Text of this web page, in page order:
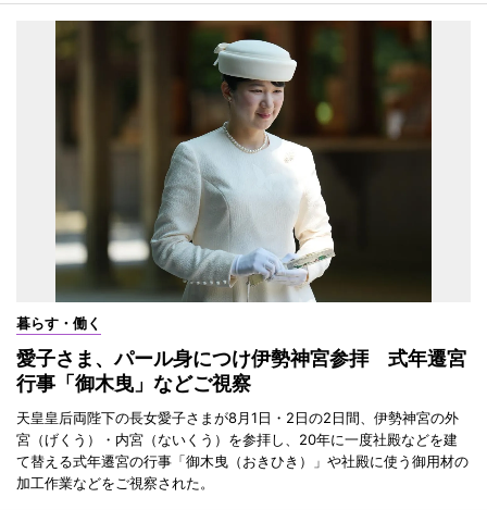
暮らす・働く
愛子さま、パール身につけ伊勢神宮参拝 式年遷宮
行事「御木曳」などご視察
天皇皇后両陛下の長女愛子さまが8月1日・2日の2日間、伊勢神宮の外
宮（げくう）・内宮（ないくう）を参拝し、20年に一度社殿などを建
て替える式年遷宮の行事「御木曳（おきひき）」や社殿に使う御用材の
加工作業などをご視察された。